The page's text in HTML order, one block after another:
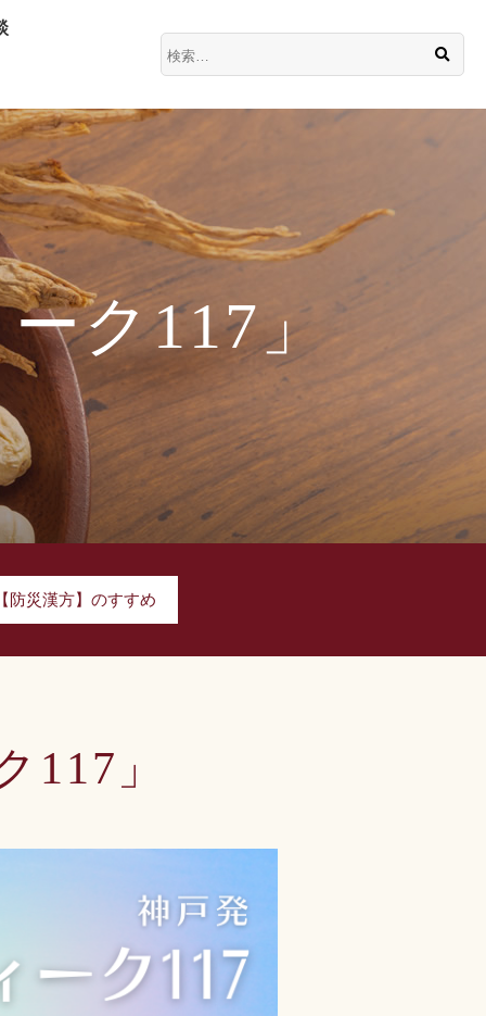
ク117」
【防災漢方】のすすめ
117」